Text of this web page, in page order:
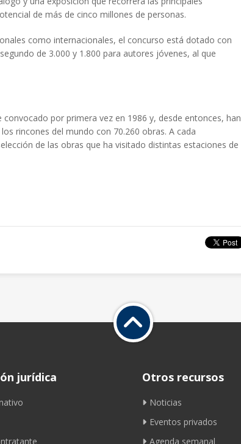
de más de cinco millones de personas.
como internacionales, el concurso está dotado con
de 3.000 y 1.800 para autores jóvenes, al que
por primera vez en 1986 y, desde entonces, han
rincones del mundo con 70.260 obras. A cada
de las obras que ha visitado distintas estaciones de
jurídica Otros recursos
Noticias
Eventos privados
Agenda semanal